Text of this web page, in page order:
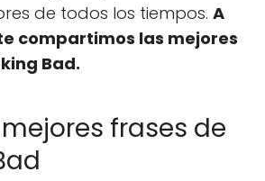
de todos los tiempos. A
compartimos las mejores
Bad.
frases de